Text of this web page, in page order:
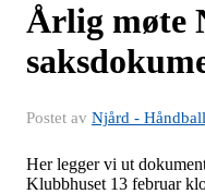
Årlig møte
Postet av Njård - Håndball
Her legger vi ut
Klubbhuset 13 februar